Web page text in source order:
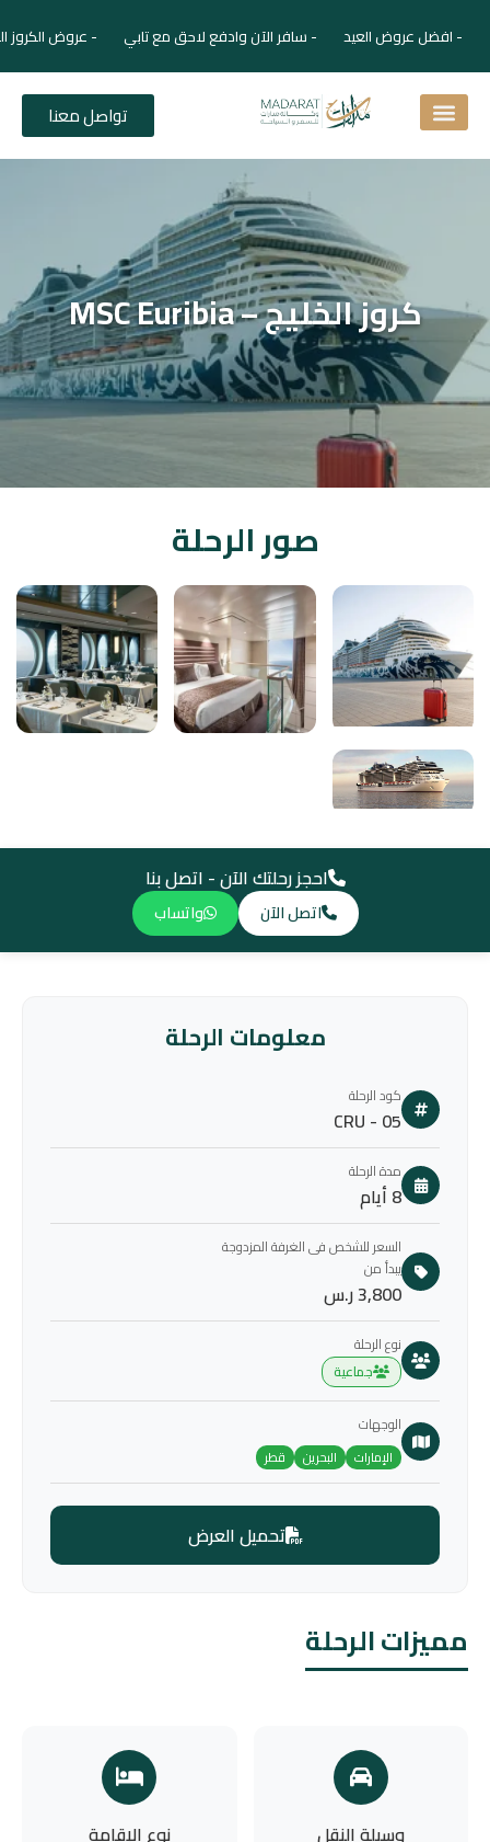
- افضل عروض العيد - سافر الآن وادفع لاحق مع تابي - عروض الكروز
تواصل معنا
كروز الخليج – MSC Euribia
صور الرحلة
احجز رحلتك الآن - اتصل بنا
اتصل الآن واتساب
مميزات الرحلة
وسيلة النقل نوع الإقامة
معلومات الرحلة
كود الرحلة
CRU - 05
مدة الرحلة
8 أيام
السعر للشخص فى الغرفة المزدوجة
يبدأ من
3,800 ر.س
نوع الرحلة
جماعية
الوجهات
الإمارات البحرين قطر
تحميل العرض